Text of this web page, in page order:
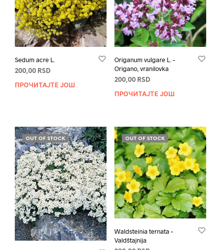
Sedum acre L.
200,00 RSD
ПРОЧИТАЈТЕ ЈОШ
Origanum vulgare L. –
Origano, vranilovka
200,00 RSD
ПРОЧИТАЈТЕ ЈОШ
OUT OF STOCK OUT OF STOCK
Waldsteinia ternata –
Valdštajnija